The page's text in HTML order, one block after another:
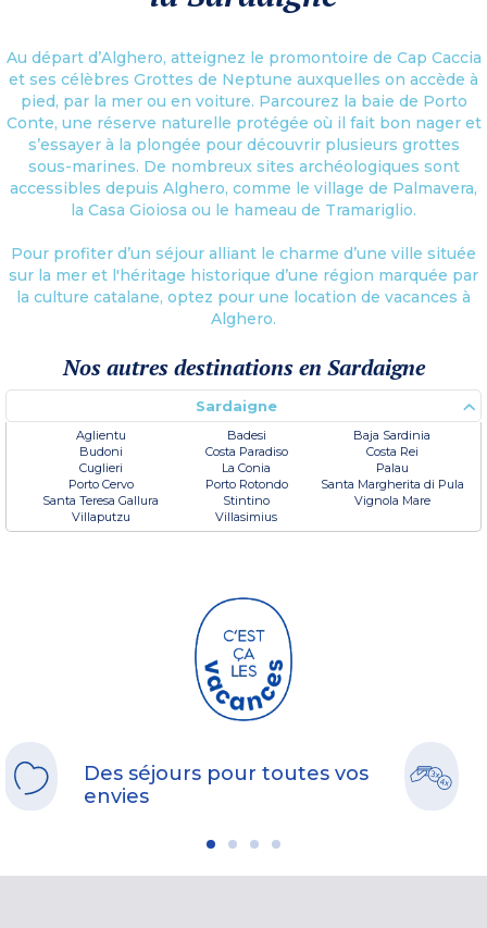
Au départ d’Alghero, atteignez le promontoire de Cap Caccia
et ses célèbres Grottes de Neptune auxquelles on accède à
pied, par la mer ou en voiture. Parcourez la baie de Porto
Conte, une réserve naturelle protégée où il fait bon nager et
s’essayer à la plongée pour découvrir plusieurs grottes
sous-marines. De nombreux sites archéologiques sont
accessibles depuis Alghero, comme le village de Palmavera,
la Casa Gioiosa ou le hameau de Tramariglio.
Pour profiter d’un séjour alliant le charme d’une ville située
sur la mer et l'héritage historique d’une région marquée par
la culture catalane, optez pour une location de vacances à
Alghero.
Nos autres destinations en Sardaigne
Sardaigne
Aglientu Badesi
Baja Sardinia
Budoni
Costa Paradiso
Costa Rei
Cuglieri
La Conia
Palau
Porto Cervo
Porto Rotondo
Santa Margherita di Pula
Santa Teresa Gallura
Stintino
Vignola Mare
Villaputzu
Villasimius
Des séjours pour toutes vos
envies